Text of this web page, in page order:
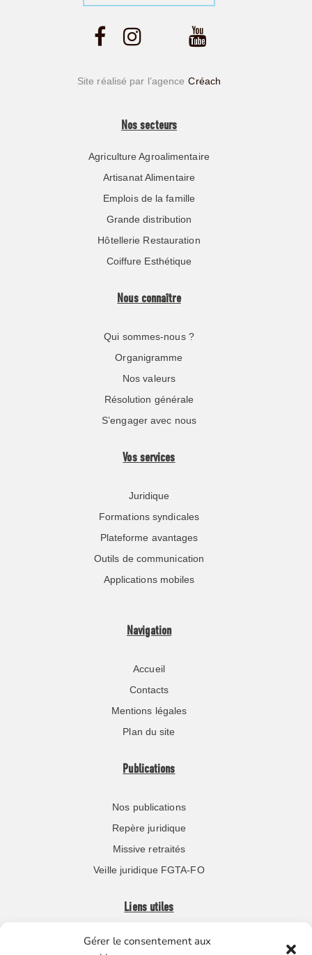
Gérer le consentement aux
Site réalisé par l’agence Créach
Nos secteurs
Agriculture Agroalimentaire
Artisanat Alimentaire
Emplois de la famille
Grande distribution
Hôtellerie Restauration
Coiffure Esthétique
Nous connaître
Qui sommes-nous ?
Organigramme
Nos valeurs
Résolution générale
S’engager avec nous
Vos services
Juridique
Formations syndicales
Plateforme avantages
Outils de communication
Applications mobiles
Navigation
Accueil
Contacts
Mentions légales
Plan du site
Publications
Nos publications
Repère juridique
Missive retraités
Veille juridique FGTA-FO
Liens utiles
Boutique en ligne